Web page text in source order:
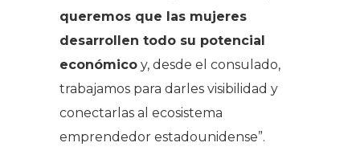
queremos que las mujeres
desarrollen todo su potencial
económico y, desde el consulado,
trabajamos para darles visibilidad y
conectarlas al ecosistema
emprendedor estadounidense”.